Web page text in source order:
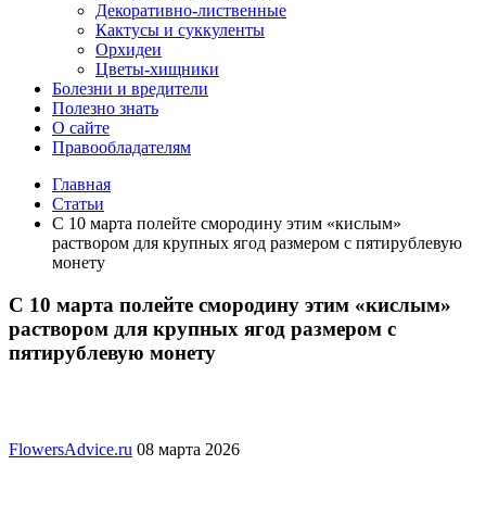
Декоративно-лиственные
Кактусы и суккуленты
Орхидеи
Цветы-хищники
Болезни и вредители
Полезно знать
О сайте
Правообладателям
Главная
Статьи
С 10 марта полейте смородину этим «кислым»
раствором для крупных ягод размером с пятирублевую
монету
С 10 марта полейте смородину этим «кислым»
раствором для крупных ягод размером с
пятирублевую монету
FlowersAdvice.ru 08 марта 2026